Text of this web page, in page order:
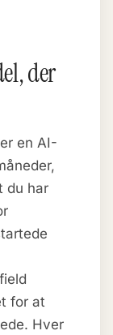
der
en AI-
du har
for at
Hver